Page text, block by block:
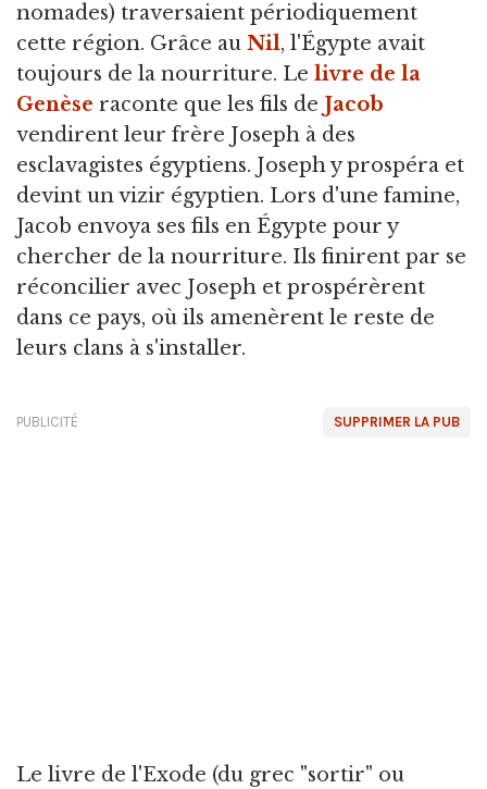
nomades) traversaient périodiquement
cette région. Grâce au Nil, l'Égypte avait
toujours de la nourriture. Le livre de la
Genèse raconte que les fils de Jacob
vendirent leur frère Joseph à des
esclavagistes égyptiens. Joseph y prospéra et
devint un vizir égyptien. Lors d'une famine,
Jacob envoya ses fils en Égypte pour y
chercher de la nourriture. Ils finirent par se
réconcilier avec Joseph et prospérèrent
dans ce pays, où ils amenèrent le reste de
leurs clans à s'installer.
SUPPRIMER LA PUB
PUBLICITÉ
Le livre de l'Exode (du grec "sortir" ou